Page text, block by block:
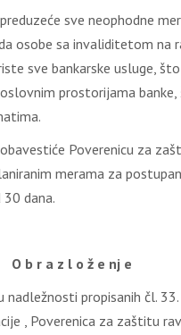
preduzeće sve neophodne
osobe sa invaliditetom na
sve bankarske usluge,
prostorijama
obavestiće Poverenicu za
merama za
dana.
O b r a z l o ž e nj e
nadležnosti propisanih čl.
, Poverenica za zaštitu